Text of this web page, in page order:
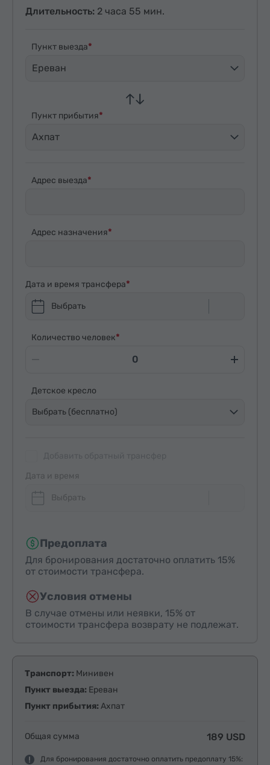
Длительность: 2 часа 55 мин.
Пункт выезда
Ереван
Пункт прибытия
Ахпат
Адрес выезда
Адрес назначения
Дата и время трансфера
Выбрать
Количество человек
Детское кресло
Выбрать (бесплатно)
Дата и время
Выбрать
Предоплата
Для бронирования достаточно оплатить 15%
от стоимости трансфера.
Условия отмены
В случае отмены или неявки, 15% от
стоимости трансфера возврату не подлежат.
Транспорт: Минивен
Пункт выезда: Ереван
Пункт прибытия: Ахпат
Общая сумма 189 USD
Для бронирования достаточно оплатить предоплату 15%: